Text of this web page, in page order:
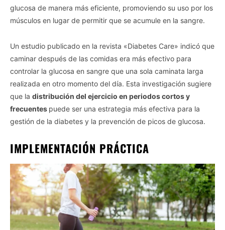
glucosa de manera más eficiente, promoviendo su uso por los
músculos en lugar de permitir que se acumule en la sangre.
Un estudio publicado en la revista «Diabetes Care» indicó que
caminar después de las comidas era más efectivo para
controlar la glucosa en sangre que una sola caminata larga
realizada en otro momento del día. Esta investigación sugiere
que la distribución del ejercicio en periodos cortos y
frecuentes puede ser una estrategia más efectiva para la
gestión de la diabetes y la prevención de picos de glucosa.
IMPLEMENTACIÓN PRÁCTICA